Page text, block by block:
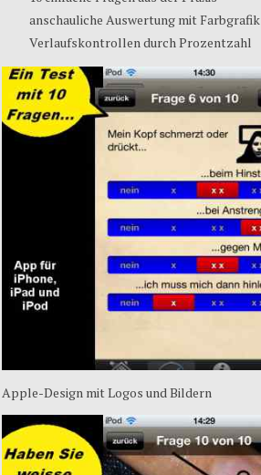
anschauliche Auswertung mit Farbgrafik
VerlaufskontrollendurchProzentzahl
Apple-Design mitLogos undBildern